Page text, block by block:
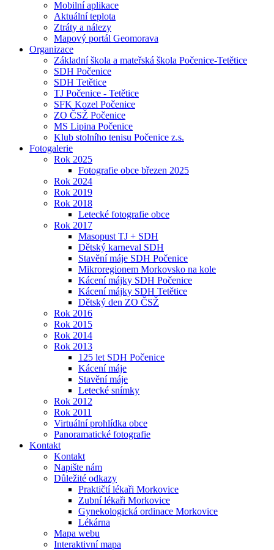
Mobilní aplikace
Aktuální teplota
Ztráty a nálezy
Mapový portál Geomorava
Organizace
Základní škola a mateřská škola Počenice-Tetětice
SDH Počenice
SDH Tetětice
TJ Počenice - Tetětice
SFK Kozel Počenice
ZO ČSŽ Počenice
MS Lipina Počenice
Klub stolního tenisu Počenice z.s.
Fotogalerie
Rok 2025
Fotografie obce březen 2025
Rok 2024
Rok 2019
Rok 2018
Letecké fotografie obce
Rok 2017
Masopust TJ + SDH
Dětský karneval SDH
Stavění máje SDH Počenice
Mikroregionem Morkovsko na kole
Kácení májky SDH Počenice
Kácení májky SDH Tetětice
Dětský den ZO ČSŽ
Rok 2016
Rok 2015
Rok 2014
Rok 2013
125 let SDH Počenice
Kácení máje
Stavění máje
Letecké snímky
Rok 2012
Rok 2011
Virtuální prohlídka obce
Panoramatické fotografie
Kontakt
Kontakt
Napište nám
Důležité odkazy
Praktičtí lékaři Morkovice
Zubní lékaři Morkovice
Gynekologická ordinace Morkovice
Lékárna
Mapa webu
Interaktivní mapa